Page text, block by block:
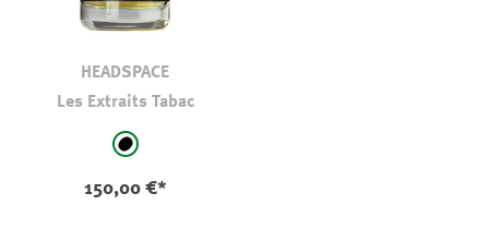
HEADSPACE
Les Extraits Tabac
auswählen
schwarz
150,00 €*